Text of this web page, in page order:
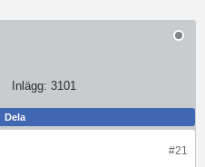
Inlägg: 3101
Dela
#21